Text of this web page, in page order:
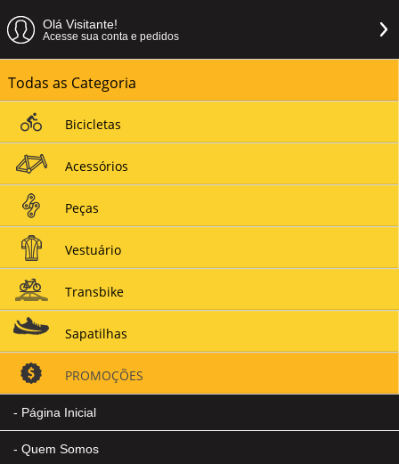
Olá Visitante!
Acesse sua conta e pedidos
Todas as Categoria
Bicicletas
Acessórios
Peças
Vestuário
Transbike
Sapatilhas
PROMOÇÕES
Página Inicial
Quem Somos